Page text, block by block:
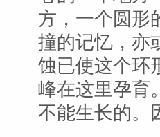
方，一个圆形
撞的记忆，亦
蚀已使这个环
峰在这里孕育
不能生长的。